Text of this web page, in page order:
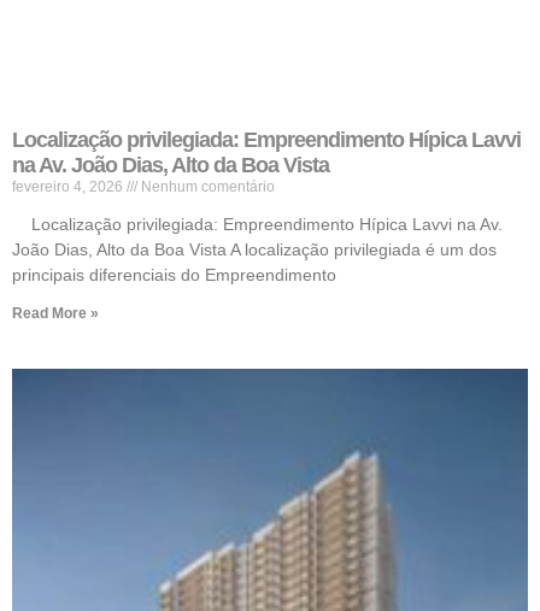
Localização privilegiada: Empreendimento Hípica Lavvi
na Av. João Dias, Alto da Boa Vista
fevereiro 4, 2026 Nenhum comentário
Localização privilegiada: Empreendimento Hípica Lavvi na Av.
João Dias, Alto da Boa Vista A localização privilegiada é um dos
principais diferenciais do Empreendimento
Read More »